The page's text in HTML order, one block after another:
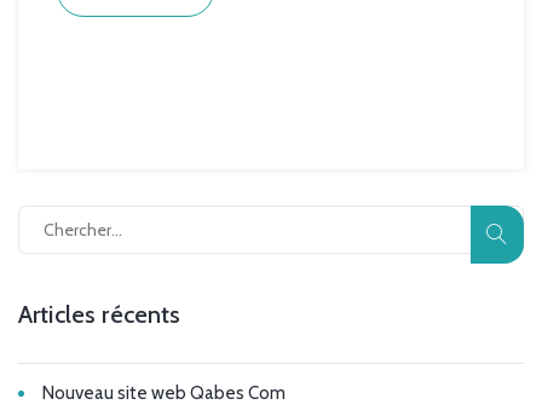
Articles récents
Nouveau site web Qabes Com